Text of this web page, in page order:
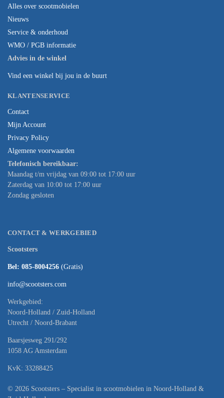
Alles over scootmobielen
Nieuws
Service & onderhoud
WMO / PGB informatie
Advies in de winkel
Vind een winkel bij jou in de buurt
KLANTENSERVICE
Contact
Mijn Account
Privacy Policy
Algemene voorwaarden
Telefonisch bereikbaar:
Maandag t/m vrijdag van 09:00 tot 17:00 uur
Zaterdag van 10:00 tot 17:00 uur
Zondag gesloten
CONTACT & WERKGEBIED
Scootsters
Bel: 085-8004256 (Gratis)
info@scootsters.com
Werkgebied:
Noord-Holland / Zuid-Holland
Utrecht / Noord-Brabant
Baarsjesweg 291/292
1058 AG Amsterdam
KvK: 33288425
© 2026 Scootsters – Specialist in scootmobielen in Noord-Holland &